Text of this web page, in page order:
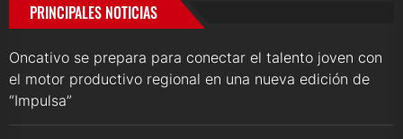
PRINCIPALES NOTICIAS
Oncativo se prepara para conectar el talento joven con
el motor productivo regional en una nueva edición de
“Impulsa”